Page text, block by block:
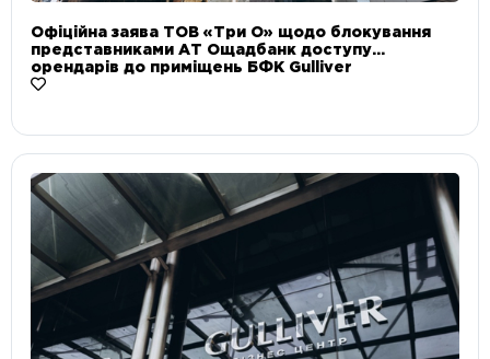
Офіційна заява ТОВ «Три О» щодо блокування
представниками АТ Ощадбанк доступу
орендарів до приміщень БФК Gulliver